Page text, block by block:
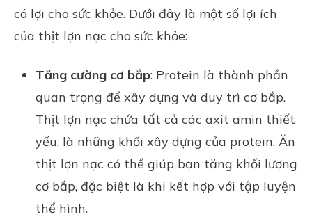
có lợi cho sức khỏe. Dưới đây là một số lợi ích
của thịt lợn nạc cho sức khỏe:
Tăng cường cơ bắp: Protein là thành phần
quan trọng để xây dựng và duy trì cơ bắp.
Thịt lợn nạc chứa tất cả các axit amin thiết
yếu, là những khối xây dựng của protein. Ăn
thịt lợn nạc có thể giúp bạn tăng khối lượng
cơ bắp, đặc biệt là khi kết hợp với tập luyện
thể hình.